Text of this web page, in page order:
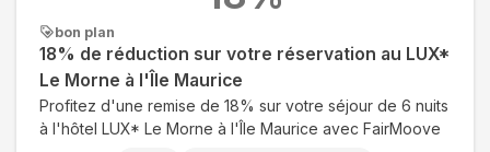
bon plan
18% de réduction sur votre réservation au LUX*
Le Morne à l'Île Maurice
Profitez d'une remise de 18% sur votre séjour de 6 nuits
à l'hôtel LUX* Le Morne à l'Île Maurice avec FairMoove